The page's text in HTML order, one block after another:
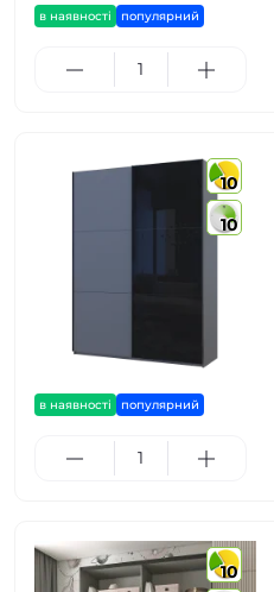
в наявності популярний
10
10
в наявності популярний
10